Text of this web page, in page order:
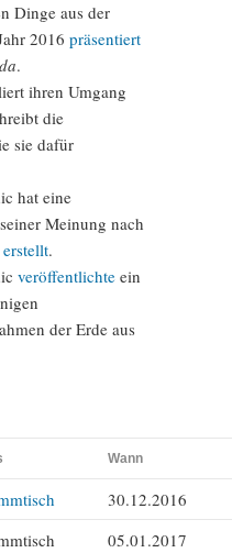
Dinge aus der
2016 präsentiert
.
ihren Umgang
die
sie dafür
hat eine
Meinung nach
erstellt.
veröffentlichte ein
der Erde aus
Wann
30.12.2016
05.01.2017